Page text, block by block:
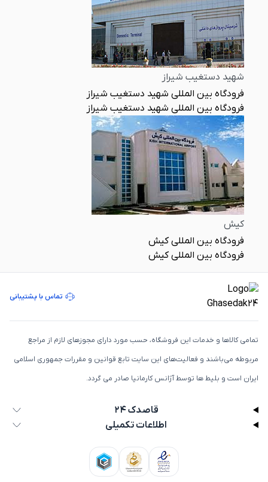
شهید دستغیب شیراز
فرودگاه بین المللی شهید دستغیب شیراز
فرودگاه بین المللی شهید دستغیب شیراز
کیش
فرودگاه بین المللی کیش
فرودگاه بین المللی کیش
تماس با پشتیبانی
تمامی كالاها و خدمات اين فروشگاه، حسب مورد دارای مجوزهای لازم از مراجع
مربوطه می‌باشند و فعاليت‌های اين سايت تابع قوانين و مقررات جمهوری اسلامی
ايران است و بلیط ها توسط آژانس کارمانیا صادر می گردد.
قاصدک ۲۴
اطلاعات تکمیلی